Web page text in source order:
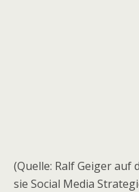
(Quelle: Ralf Geiger
sie Social Media